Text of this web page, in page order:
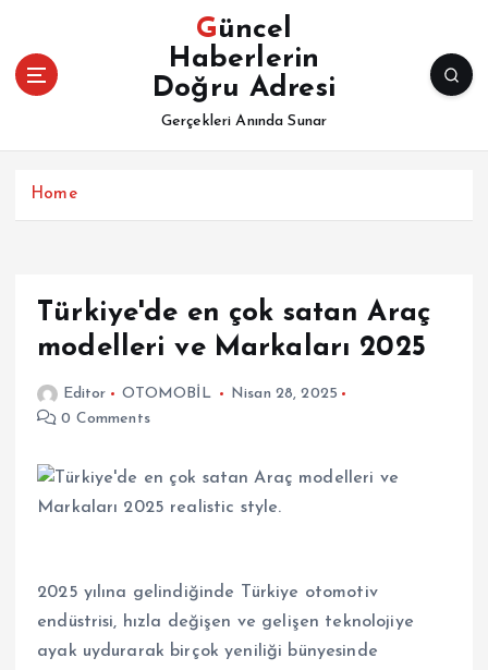
Güncel
Haberlerin
Doğru Adresi
Gerçekleri Anında Sunar
Home
Türkiye'de en çok satan Araç
modelleri ve Markaları 2025
Editor OTOMOBİL
Nisan 28, 2025
0 Comments
2025 yılına gelindiğinde Türkiye otomotiv
endüstrisi, hızla değişen ve gelişen teknolojiye
ayak uydurarak birçok yeniliği bünyesinde